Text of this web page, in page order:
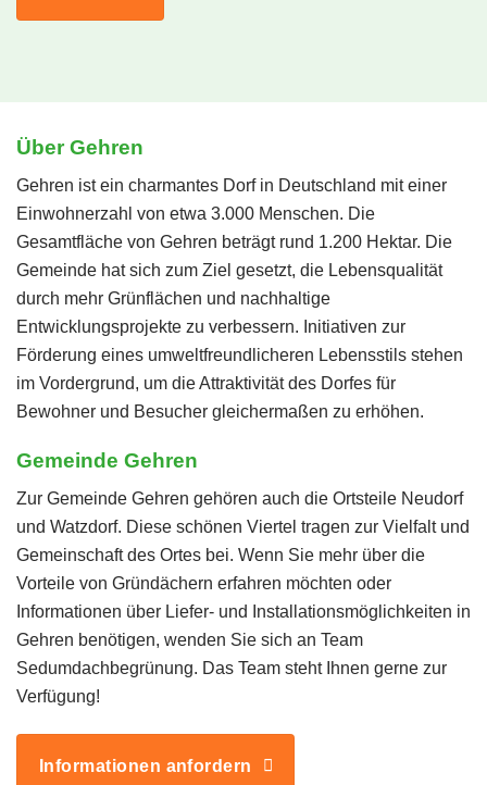
Über Gehren
Gehren ist ein charmantes Dorf in Deutschland mit einer
Einwohnerzahl von etwa 3.000 Menschen. Die
Gesamtfläche von Gehren beträgt rund 1.200 Hektar. Die
Gemeinde hat sich zum Ziel gesetzt, die Lebensqualität
durch mehr Grünflächen und nachhaltige
Entwicklungsprojekte zu verbessern. Initiativen zur
Förderung eines umweltfreundlicheren Lebensstils stehen
im Vordergrund, um die Attraktivität des Dorfes für
Bewohner und Besucher gleichermaßen zu erhöhen.
Gemeinde Gehren
Zur Gemeinde Gehren gehören auch die Ortsteile Neudorf
und Watzdorf. Diese schönen Viertel tragen zur Vielfalt und
Gemeinschaft des Ortes bei. Wenn Sie mehr über die
Vorteile von Gründächern erfahren möchten oder
Informationen über Liefer- und Installationsmöglichkeiten in
Gehren benötigen, wenden Sie sich an Team
Sedumdachbegrünung. Das Team steht Ihnen gerne zur
Verfügung!
Informationen anfordern